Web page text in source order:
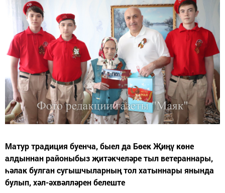
Матур традиция буенча, быел да Бөек Җиңү көне
алдыннан районыбыз җитәкчеләре тыл ветераннары,
һәлак булган сугышчыларның тол хатыннары янында
булып, хәл-әхвәлләрен белеште